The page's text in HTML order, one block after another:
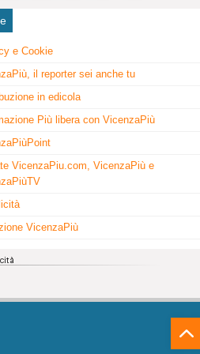
e Cookie
il reporter sei anche tu
in edicola
Più libera con VicenzaPiù
VicenzaPiu.com, VicenzaPiù e
VicenzaPiù